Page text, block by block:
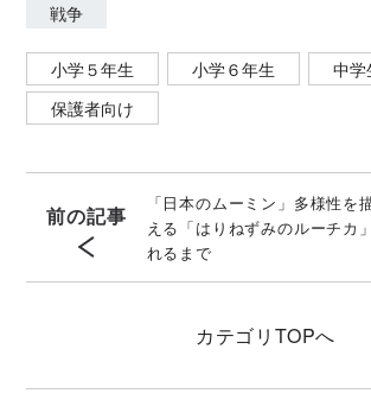
戦争
小学５年生 小学６年生
中学
保護者向け
前の記事
「日本のムーミン」多様性を
える「はりねずみのルーチカ
れるまで
カテゴリ TOPへ